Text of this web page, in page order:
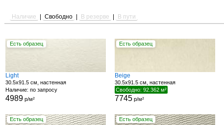
Наличие Свободно В резерве В пути
Есть образец
Light
30.5x91.5 см, настенная
Наличие: по запросу
4989р/м²
Есть образец
Beige
30.5x91.5 см, настенная
Свободно: 92.362 м²
7745 р/м²
Есть образец Есть образец